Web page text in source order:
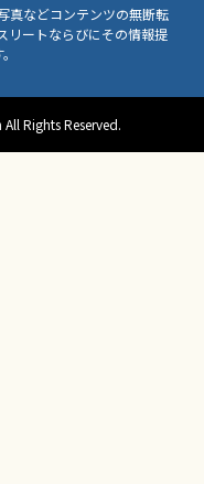
真などコンテンツの無断転
リートならびにその情報提
Rights Reserved.